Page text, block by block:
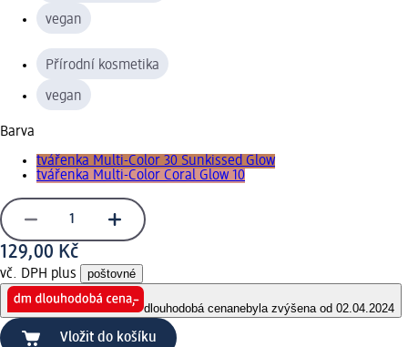
vegan
Přírodní kosmetika
vegan
Barva
tvářenka Multi-Color 30 Sunkissed Glow
tvářenka Multi-Color Coral Glow 10
129,00 Kč
vč. DPH plus poštovné
dlouhodobá cenanebyla zvýšena od 02.04.2024
Vložit do košíku